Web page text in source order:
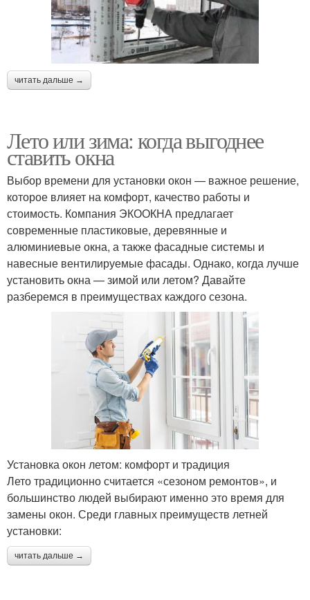
читать дальше →
Лето или зима: когда выгоднее
ставить окна
Выбор времени для установки окон — важное решение,
которое влияет на комфорт, качество работы и
стоимость. Компания ЭКООКНА предлагает
современные пластиковые, деревянные и
алюминиевые окна, а также фасадные системы и
навесные вентилируемые фасады. Однако, когда лучше
установить окна — зимой или летом? Давайте
разберемся в преимуществах каждого сезона.
Установка окон летом: комфорт и традиция
Лето традиционно считается «сезоном ремонтов», и
большинство людей выбирают именно это время для
замены окон. Среди главных преимуществ летней
установки:
читать дальше →